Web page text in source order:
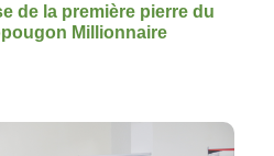
de la première pierre du
Millionnaire